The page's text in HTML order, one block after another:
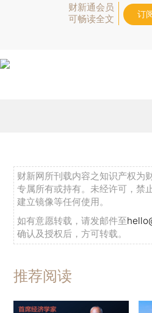
财新通会员
可畅读全文
订
财新网所刊载内容之知识产权为
专属所有或持有。未经许可，禁
建立镜像等任何使用。
如有意愿转载，请发邮件至
确认及授权后，方可转载。
推荐阅读